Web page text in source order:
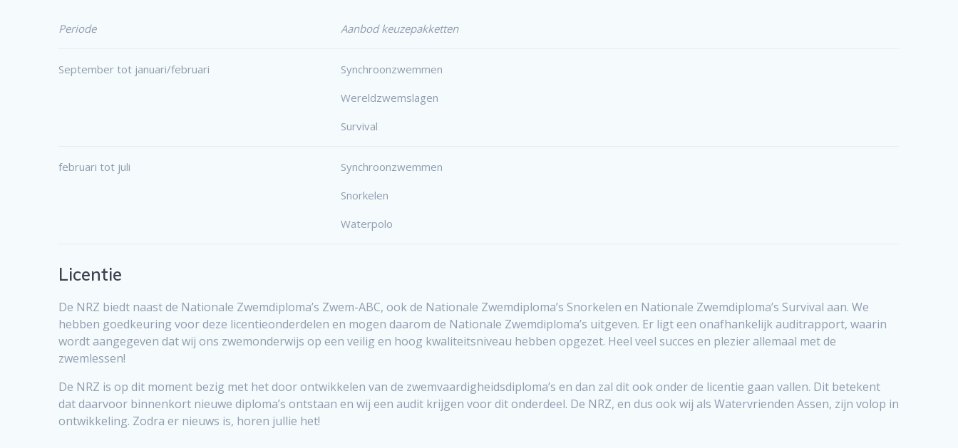
Periode Aanbod keuzepakketten
September tot januari/februari
Synchroonzwemmen
Wereldzwemslagen
Survival
februari tot juli
Synchroonzwemmen
Snorkelen
Waterpolo
Licentie
De NRZ biedt naast de Nationale Zwemdiploma’s Zwem-ABC, ook de Nationale Zwemdiploma’s Snorkelen en Nationale Zwemdiploma’s Survival aan. We
hebben goedkeuring voor deze licentieonderdelen en mogen daarom de Nationale Zwemdiploma’s uitgeven. Er ligt een onafhankelijk auditrapport, waarin
wordt aangegeven dat wij ons zwemonderwijs op een veilig en hoog kwaliteitsniveau hebben opgezet. Heel veel succes en plezier allemaal met de
zwemlessen!
De NRZ is op dit moment bezig met het door ontwikkelen van de zwemvaardigheidsdiploma’s en dan zal dit ook onder de licentie gaan vallen. Dit betekent
dat daarvoor binnenkort nieuwe diploma’s ontstaan en wij een audit krijgen voor dit onderdeel. De NRZ, en dus ook wij als Watervrienden Assen, zijn volop in
ontwikkeling. Zodra er nieuws is, horen jullie het!